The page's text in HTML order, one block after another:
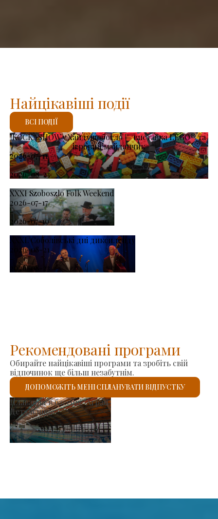
KOCKASHOW у Хайдушобосло — виставка LEGO® та
ігровий майданчик
2026-07-11
-
2026-08-23
XXXI Szoboszlo Folk Weekend
2026-07-17
-
2026-07-19
XXXI. Соболівські дні диксиленду
2026-08-21
-
2026-08-23
Найцікавіші події
ВСІ ПОДІЇ
Рекомендовані програми
Обирайте найцікавіші програми та зробіть свій
відпочинок ще більш незабутнім.
ДОПОМОЖІТЬ МЕНІ СПЛАНУВАТИ ВІДПУСТКУ
Ринок виробників
Детальніше